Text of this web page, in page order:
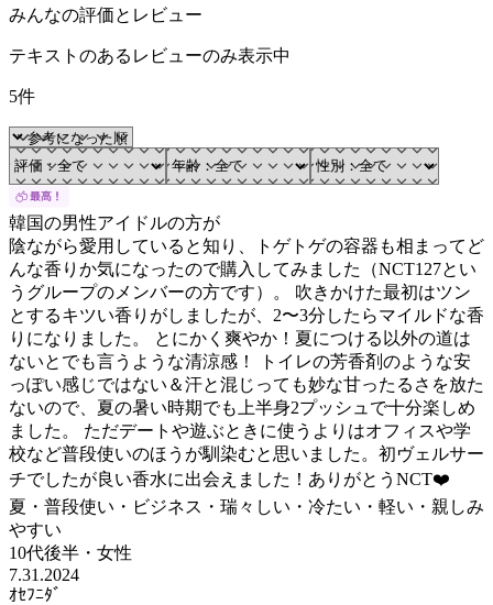
みんなの評価とレビュー
テキストのあるレビューのみ表示中
5件
韓国の男性アイドルの方が
陰ながら愛用していると知り、トゲトゲの容器も相まってど
んな香りか気になったので購入してみました（NCT127とい
うグループのメンバーの方です）。 吹きかけた最初はツン
とするキツい香りがしましたが、2〜3分したらマイルドな香
りになりました。 とにかく爽やか！夏につける以外の道は
ないとでも言うような清涼感！ トイレの芳香剤のような安
っぽい感じではない＆汗と混じっても妙な甘ったるさを放た
ないので、夏の暑い時期でも上半身2プッシュで十分楽しめ
ました。 ただデートや遊ぶときに使うよりはオフィスや学
校など普段使いのほうが馴染むと思いました。初ヴェルサー
チでしたが良い香水に出会えました！ありがとうNCT❤️
夏・普段使い・ビジネス・瑞々しい・冷たい・軽い・親しみ
やすい
10代後半 ・ 女性
7.31.2024
ｵｾﾌﾆﾀﾞ